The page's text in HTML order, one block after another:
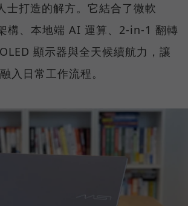
士打造的解方。它結合了微軟
構、本地端 AI 運算、2-in-1 翻轉
顯示器與全天候續航力，讓
入日常工作流程。